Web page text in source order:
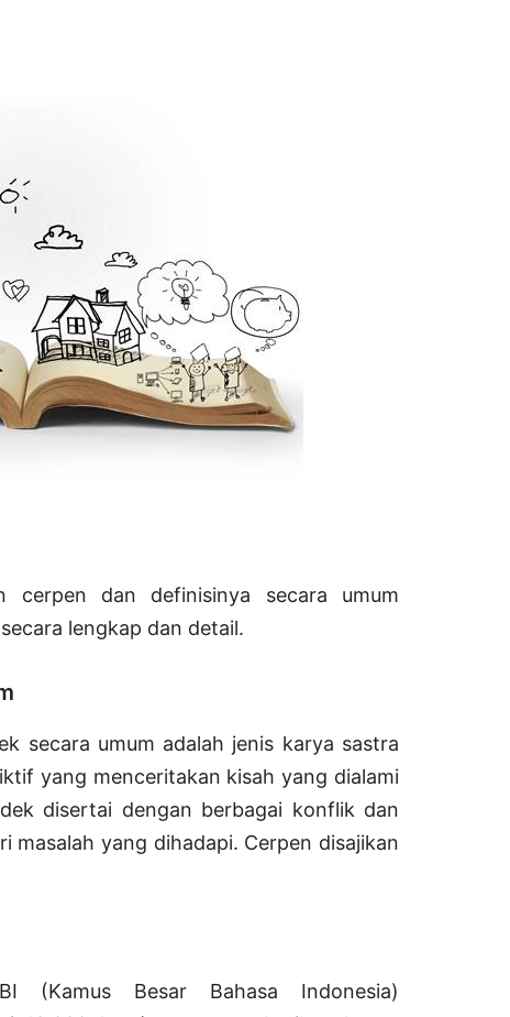
cerpen dan definisinya secara umum
lengkap dan detail.
secara umum adalah jenis karya sastra
yang menceritakan kisah yang dialami
disertai dengan berbagai konflik dan
masalah yang dihadapi. Cerpen disajikan
(Kamus Besar Bahasa Indonesia)